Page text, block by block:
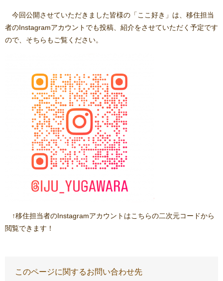
今回公開させていただきました皆様の「ここ好き」は、移住担当
者のInstagramアカウントでも投稿、紹介をさせていただく予定です
ので、そちらもご覧ください。
↑移住担当者のInstagramアカウントはこちらの二次元コードから
閲覧できます！
このページに関するお問い合わせ先